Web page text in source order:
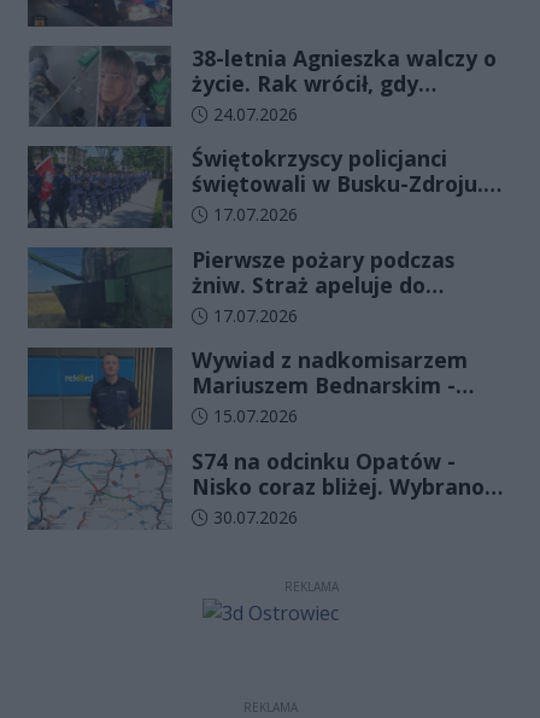
38-letnia Agnieszka walczy o
życie. Rak wrócił, gdy
wydawało się, że najgorsze
Data dodania artykułu:
24.07.2026
Świętokrzyscy policjanci
świętowali w Busku-Zdroju.
Czterdziestu nowych
ślubowanie
Data dodania artykułu:
17.07.2026
Pierwsze pożary podczas
żniw. Straż apeluje do
rolników o ostrożność
Data dodania artykułu:
17.07.2026
Wywiad z nadkomisarzem
Mariuszem Bednarskim -
Wydział Ruchu Drogowego
w Kielcach
Data dodania artykułu:
15.07.2026
S74 na odcinku Opatów -
Nisko coraz bliżej. Wybrano
wykonawcę kolejnego
Data dodania artykułu:
30.07.2026
REKLAMA
REKLAMA